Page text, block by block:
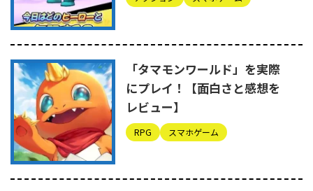
「タマモンワールド」を実際
にプレイ！【面白さと感想を
レビュー】
RPG スマホゲーム